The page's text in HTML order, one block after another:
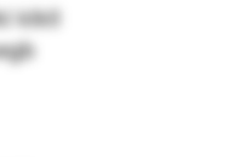
klkll